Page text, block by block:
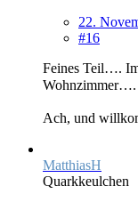
22.
#16
Feines Teil….
Wohnzimmer….
Ach, und
MatthiasH
Quarkkeulchen